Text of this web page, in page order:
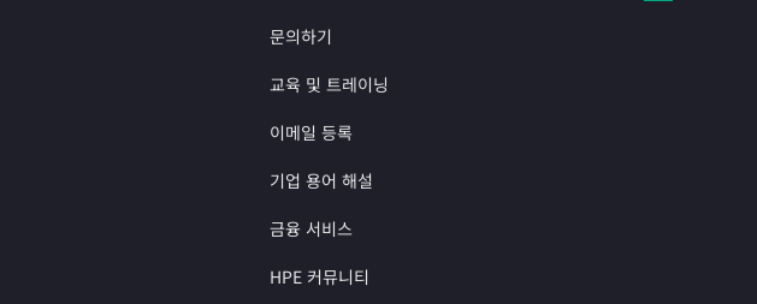
문의하기
교육 및 트레이닝
이메일 등록
기업 용어 해설
금융 서비스
HPE 커뮤니티